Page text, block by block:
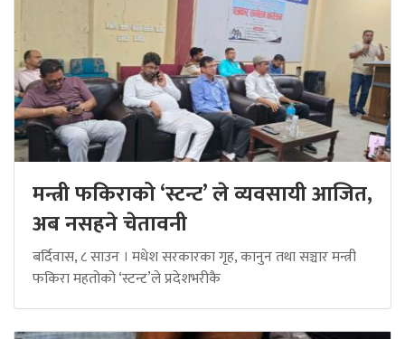
मन्त्री फकिराको ‘स्टन्ट’ ले व्यवसायी आजित,
अब नसहने चेतावनी
बर्दिवास, ८ साउन । मधेश सरकारका गृह, कानुन तथा सञ्चार मन्त्री
फकिरा महतोको ‘स्टन्ट’ले प्रदेशभरीकै